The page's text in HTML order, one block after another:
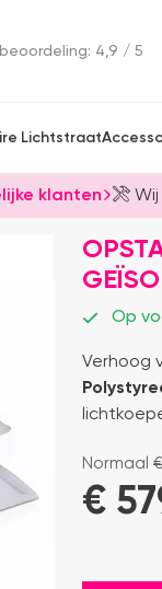
4,9 / 5
Lichtstraat
klanten
Op
Verhoog
Normaal
€